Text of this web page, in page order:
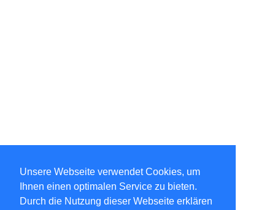
Unsere Webseite verwendet Cookies, um
Ihnen einen optimalen Service zu bieten.
Durch die Nutzung dieser Webseite erklären